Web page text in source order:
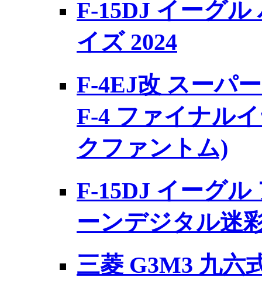
F-15DJ イーグ
イズ 2024
F-4EJ改 スーパ
F-4 ファイナル
クファントム)
F-15DJ イーグ
ーンデジタル迷
三菱 G3M3 九六